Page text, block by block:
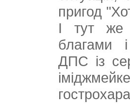
пригод
І тут же
благами
ДПС із